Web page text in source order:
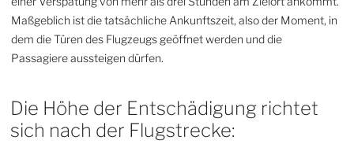
Maßgeblich ist die tatsächliche Ankunftszeit, also der Moment, in
dem die Türen des Flugzeugs geöffnet werden und die
Passagiere aussteigen dürfen.
Die Höhe der Entschädigung richtet
sich nach der Flugstrecke: